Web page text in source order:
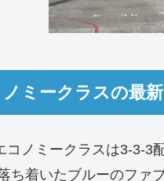
ノミークラスの最
コノミークラスは3-3-3配
ち着いたブルーのファ